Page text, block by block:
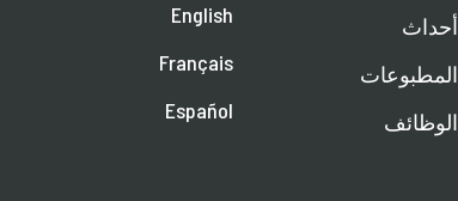
أحداث
المطبوعات
الوظائف
English
Français
Español